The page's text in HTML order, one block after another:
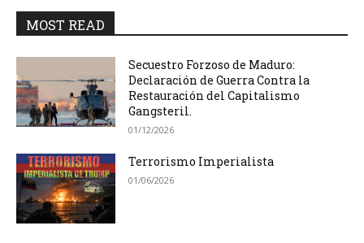
MOST READ
Secuestro Forzoso de Maduro:
Declaración de Guerra Contra la
Restauración del Capitalismo
Gangsteril.
01/12/2026
Terrorismo Imperialista
01/06/2026